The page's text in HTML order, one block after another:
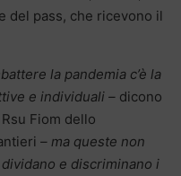
del pass, che ricevono il
la pandemia c’è la
e individuali – dicono
Fiom dello
– ma queste non
e discriminano i